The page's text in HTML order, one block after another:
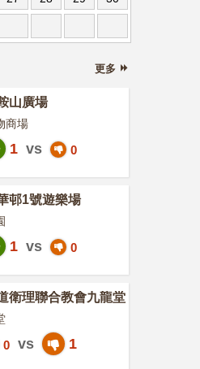
更多
山廣場
商場
1 vs 0
邨1號遊樂場
1 vs 0
衛理聯合教會九龍堂
0 vs 1